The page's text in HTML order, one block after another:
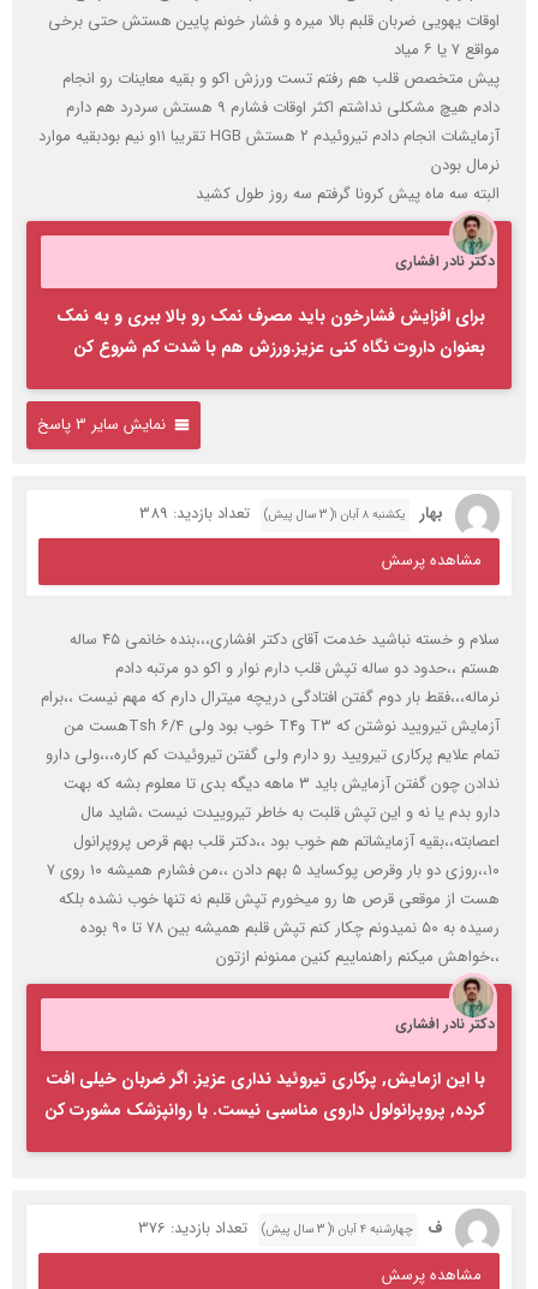
اوقات یهویی ضربان قلبم بالا میره و فشار خونم پایین هستش حتی برخی
مواقع ۷ یا ۶ میاد
پیش متخصص قلب هم رفتم تست ورزش اکو و بقیه معاینات رو انجام
دادم هیچ مشکلی نداشتم اکثر اوقات فشارم ۹ هستش سردرد هم دارم
آزمایشات انجام دادم تیروئیدم ۲ هستش HGB تقریبا ۱۱و نیم بودبقیه موارد
نرمال بودن
البته سه ماه پیش کرونا گرفتم سه روز طول کشید
دکتر نادر افشاری
برای افزایش فشارخون باید مصرف نمک رو بالا ببری و به نمک
بعنوان داروت نگاه کنی عزیز.ورزش هم با شدت کم شروع کن
نمایش سایر 3 پاسخ
بهار یکشنبه ۸ آبان ۱( 3 سال پیش)
تعداد بازدید: 389
مشاهده پرسش
سلام و خسته نباشید خدمت آقای دکتر افشاری،،،بنده خانمی ۴۵ ساله
هستم ،،حدود دو ساله تپش قلب دارم نوار و اکو دو مرتبه دادم
نرماله،،،فقط بار دوم گفتن افتادگی دریچه میترال دارم که مهم نیست ،،برام
آزمایش تیرویید نوشتن که T3 وT4 خوب بود ولی Tsh ۶/۴هست من
تمام علایم پرکاری تیرویید رو دارم ولی گفتن تیروئیدت کم کاره،،،ولی دارو
ندادن چون گفتن آزمایش باید ۳ ماهه دیگه بدی تا معلوم بشه که بهت
دارو بدم یا نه و این تپش قلبت به خاطر تیروییدت نیست ،شاید مال
اعصابته،،بقیه آزمایشاتم هم خوب بود ،،دکتر قلب بهم قرص پروپرانول
۱۰،،روزی دو بار وقرص پوکساید ۵ بهم دادن ،،من فشارم همیشه ۱۰ روی ۷
هست از موقعی قرص ها رو میخورم تپش قلبم نه تنها خوب نشده بلکه
رسیده به ۵۰ نمیدونم چکار کنم تپش قلبم همیشه بین ۷۸ تا ۹۰ بوده
،،خواهش میکنم راهنماییم کنین ممنونم ازتون
دکتر نادر افشاری
با این ازمایش, پرکاری تیروئید نداری عزیز. اگر ضربان خیلی افت
کرده, پروپرانولول داروی مناسبی نیست. با روانپزشک مشورت کن
ف چهارشنبه ۴ آبان ۱( 3 سال پیش)
تعداد بازدید: 376
مشاهده پرسش